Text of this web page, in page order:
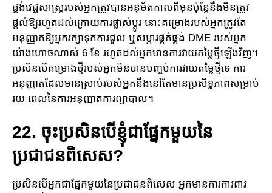
ផ្គង់វេជ្ជសាស្រ្តរបស់អ្នកត្រូវបានអនុម័តកាលពីមុនប៉ុន្តែ​នឹង​មិន​ត្រូវ​
ផ្តល់​ឱ្យ​រហូត​ដល់​ក្រោយ​​ការ​ផ្លាស់ប្តូរ នោះគម្រោងរបស់អ្នកត្រូវតែ
អនុញ្ញាតឱ្យអ្នករក្សាទុកការ​​ជួល ឬសម្ភារផ្គត់ផ្គង់ DME របស់​អ្នក​
យ៉ាងហោចណាស់ 6 ខែ រហូត​ដល់អ្នកមានការវាយតម្លៃថ្មីឡើងវិញ។
ប្រសិន​បើគ​ម្រោង​ថ្មីរ​បស់​អ្នក​មិន​បានបញ្ចប់ការវាយតម្លៃថ្មីទេ ការ​
អនុញ្ញាតដែលមានស្រាប់របស់អ្នកនឹងនៅតែមានប្រសិទ្ធ​ភាព​សម្រាប់​
រយៈពេលនៃការអនុញ្ញាតការព្យាបាល។
22. ចុះប្រសិនបើខ្ញុំជាផ្នែកមួយនៃ
ប្រជាជនពិសេស?
ប្រសិនបើអ្នកជាផ្នែកមួយនៃប្រជាជនពិសេស អ្នកមានការការពារ